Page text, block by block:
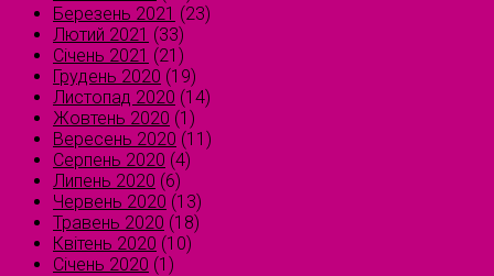
Березень 2021 (23)
Лютий 2021 (33)
Січень 2021 (21)
Грудень 2020 (19)
Листопад 2020 (14)
Жовтень 2020 (1)
Вересень 2020 (11)
Серпень 2020 (4)
Липень 2020 (6)
Червень 2020 (13)
Травень 2020 (18)
Квітень 2020 (10)
Січень 2020 (1)